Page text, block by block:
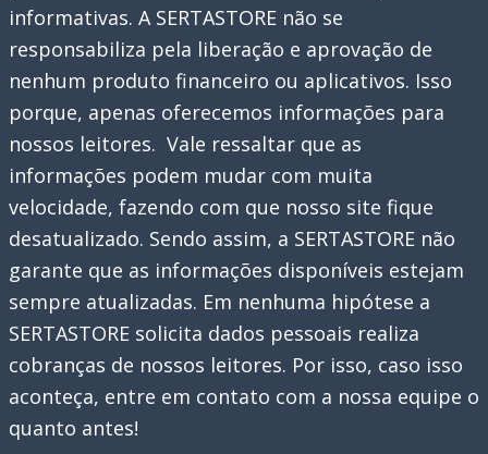
Apps
Essenciais
informativas. A SERTASTORE não se
responsabiliza pela liberação e aprovação de
nenhum produto financeiro ou aplicativos. Isso
porque, apenas oferecemos informações para
nossos leitores. Vale ressaltar que as
informações podem mudar com muita
velocidade, fazendo com que nosso site fique
desatualizado. Sendo assim, a SERTASTORE não
garante que as informações disponíveis estejam
sempre atualizadas. Em nenhuma hipótese a
SERTASTORE solicita dados pessoais realiza
cobranças de nossos leitores. Por isso, caso isso
aconteça, entre em contato com a nossa equipe o
quanto antes!